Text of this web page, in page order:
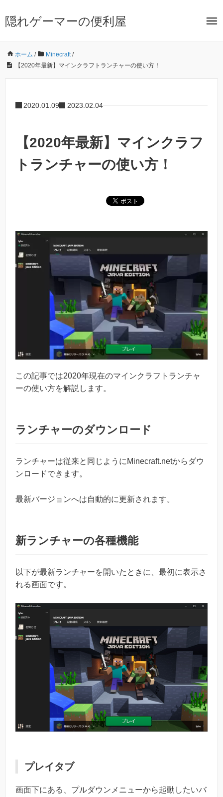
隠れゲーマーの便利屋
ホーム / Minecraft/
【2020年最新】マインクラフトランチャーの使い方！
2020.01.09 2023.02.04
【2020年最新】マインクラフ
トランチャーの使い方！
この記事では2020年現在のマインクラフトランチャ
ーの使い方を解説します。
ランチャーのダウンロード
ランチャーは従来と同じようにMinecraft.netからダウ
ンロードできます。
最新バージョンへは自動的に更新されます。
新ランチャーの各種機能
以下が最新ランチャーを開いたときに、最初に表示さ
れる画面です。
プレイタブ
画面下にある、プルダウンメニューから起動したいバ